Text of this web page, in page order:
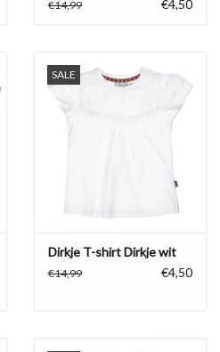
€14,99 €4,50
SALE
Dirkje T-shirt Dirkje wit
€14,99 €4,50